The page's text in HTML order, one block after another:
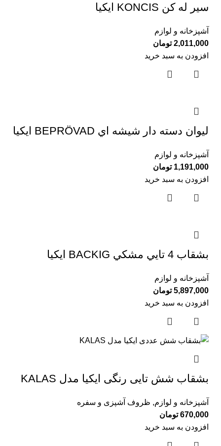
سير له كن KONCIS ايكيا
آشپزخانه و لوازم
2,011,000 تومان
افزودن به سبد خرید
ليوان دسته دار شيشه اي BEPRÖVAD ايكيا
آشپزخانه و لوازم
1,191,000 تومان
افزودن به سبد خرید
بشقاب 4 تايي مشكي BACKIG ايكيا
آشپزخانه و لوازم
5,897,000 تومان
افزودن به سبد خرید
بشقاب شش تایی رنگی ایکیا مدل KALAS
آشپزخانه و لوازم, ظروف آشپزی و سفره
670,000 تومان
افزودن به سبد خرید